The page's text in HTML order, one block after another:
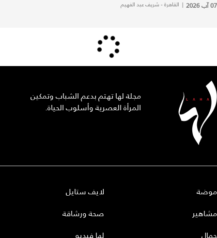
07 آب 2026 | القاهرة - شريف عبد الفهيم
مجلة لها تهتم بدعم الشباب وتمكين
المرأة العصرية وأسلوب الحياة.
موضة
مشاهير
جمال
لايف ستايل
صحة ورشاقة
لها فيديو